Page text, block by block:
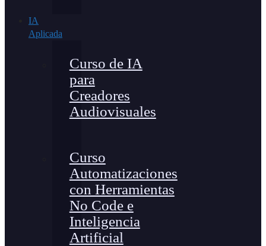
IA
Aplicada
Curso de IA
para
Creadores
Audiovisuales
Curso
Automatizaciones
con Herramientas
No Code e
Inteligencia
Artificial